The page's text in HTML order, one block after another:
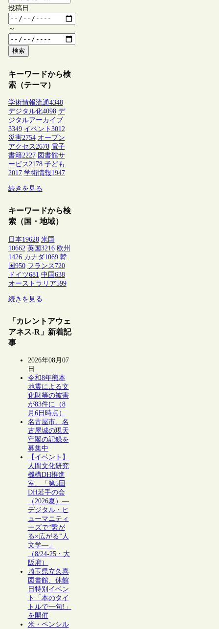
投稿日
～
検索
キーワードから検
索（テーマ）
学術情報流通4348
デジタル化4098 デ
ジタルアーカイブ
3349 イベント 3012
災害2754 オープン
アクセス2678 電子
書籍2227 図書館サ
ービス2178 子ども
2017 学術情報1947
続きを見る
キーワードから検
索（国・地域）
日本19628 米国
10662 英国 3216 欧州
1426 カナダ1069 韓
国 950 フランス 720
ドイツ681 中国 638
オーストラリア599
続きを見る
「カレントアウェ
アネス-R」新着記
事
2026年08月07
日
令和8年熊本
地震による文
化財等の被害
が83件に（8
月6日時点）
名古屋市、名
古屋城の現天
守閣の記録を
募集中
【イベント】
人間文化研究
機構DH推進
室、「第5回
DH若手の会
（2026夏）―
デジタル・ヒ
ューマニティ
ーズで“繋が
る×広がる”人
文学―」
（8/24-25・大
阪府）
埼玉県立久喜
図書館、休館
日特別イベン
ト「本のタイ
トルで一句!」
を開催
米・ペンシル